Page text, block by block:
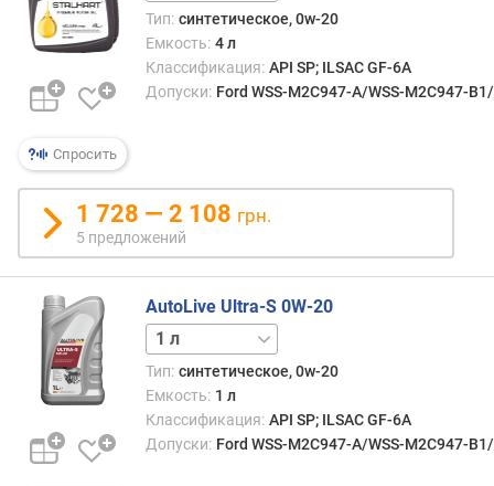
п
о
к
о
л
ч
е
с
т
р
е
д
л
о
ж
е
Спросить
Тип: синтетическое, 0w-20
Емкость: 4 л
Классификация: API SP; ILSAC GF-6A
Допуски: Ford WSS-M2C947-A/WSS-M2C947-
1 728 — 2 108 грн.
5 предложений
AutoLive Ultra-S 0W-20
5 л
Тип: синтетическое, 0w-20
Емкость: 1 л
Классификация: API SP; ILSAC GF-6A
Допуски: Ford WSS-M2C947-A/WSS-M2C947-